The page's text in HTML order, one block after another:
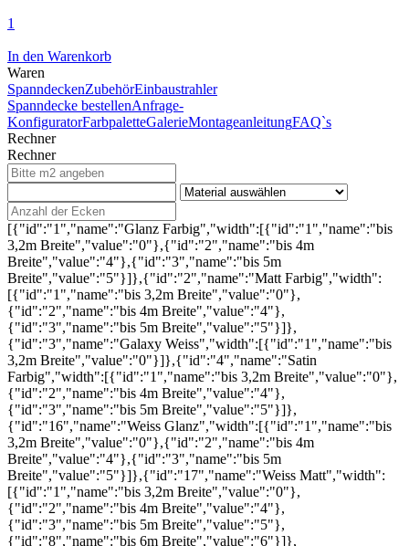
1
In den Warenkorb
Waren
SpanndeckenZubehörEinbaustrahler
Spanndecke bestellenAnfrage-
KonfiguratorFarbpaletteGalerieMontageanleitungFAQ`s
Rechner
Rechner
[{"id":"1","name":"Glanz Farbig","width":[{"id":"1","name":"bis
3,2m Breite","value":"0"},{"id":"2","name":"bis 4m
Breite","value":"4"},{"id":"3","name":"bis 5m
Breite","value":"5"}]},{"id":"2","name":"Matt Farbig","width":
[{"id":"1","name":"bis 3,2m Breite","value":"0"},
{"id":"2","name":"bis 4m Breite","value":"4"},
{"id":"3","name":"bis 5m Breite","value":"5"}]},
{"id":"3","name":"Galaxy Weiss","width":[{"id":"1","name":"bis
3,2m Breite","value":"0"}]},{"id":"4","name":"Satin
Farbig","width":[{"id":"1","name":"bis 3,2m Breite","value":"0"},
{"id":"2","name":"bis 4m Breite","value":"4"},
{"id":"3","name":"bis 5m Breite","value":"5"}]},
{"id":"16","name":"Weiss Glanz","width":[{"id":"1","name":"bis
3,2m Breite","value":"0"},{"id":"2","name":"bis 4m
Breite","value":"4"},{"id":"3","name":"bis 5m
Breite","value":"5"}]},{"id":"17","name":"Weiss Matt","width":
[{"id":"1","name":"bis 3,2m Breite","value":"0"},
{"id":"2","name":"bis 4m Breite","value":"4"},
{"id":"3","name":"bis 5m Breite","value":"5"},
{"id":"8","name":"bis 6m Breite","value":"6"}]},